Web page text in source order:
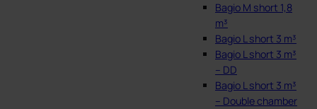
Bagio M short 1,8
m³
Bagio L short 3 m³
Bagio L short 3 m³
– DD
Bagio L short 3 m³
– Double chamber